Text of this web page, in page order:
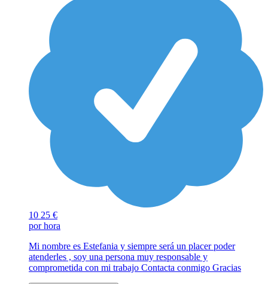
10 25 €
por hora
Mi nombre es Estefania y siempre será un placer poder
atenderles , soy una persona muy responsable y
comprometida con mi trabajo Contacta conmigo Gracias